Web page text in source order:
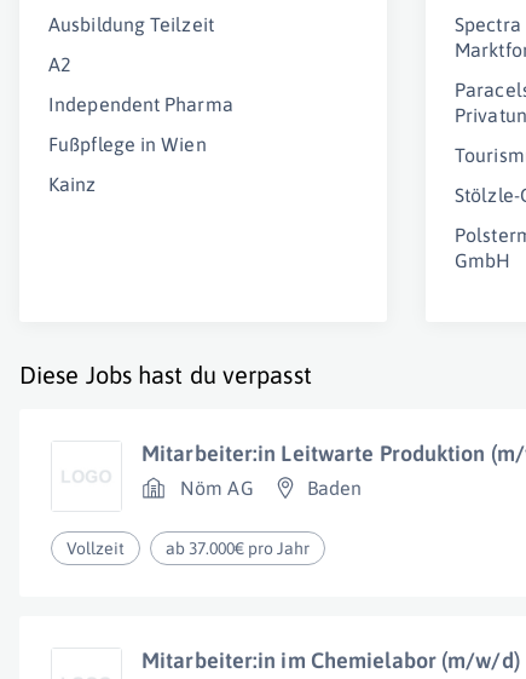
Ausbildung Teilzeit
A2
Independent Pharma
Fußpflege in Wien
Kainz
Spectra
Stölzle-
GmbH
Diese Jobs hast du verpasst
Mitarbeiter:in Leitwarte Produktion
Nöm AG Baden
Vollzeit ab 37.000€ pro Jahr
Mitarbeiter:in im Chemielabor (m/w/d)